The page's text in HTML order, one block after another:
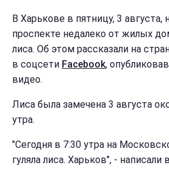
В Харькове в пятницу, 3
проспекте недалеко от жилых
лиса. Об этом рассказали на
в соцсети Facebook,
видео.
Лиса была замечена 3 августа
утра.
"Сегодня в 7:30 утра на
гуляла лиса. Харьков", - написали